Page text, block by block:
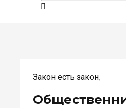
Закон есть закон,